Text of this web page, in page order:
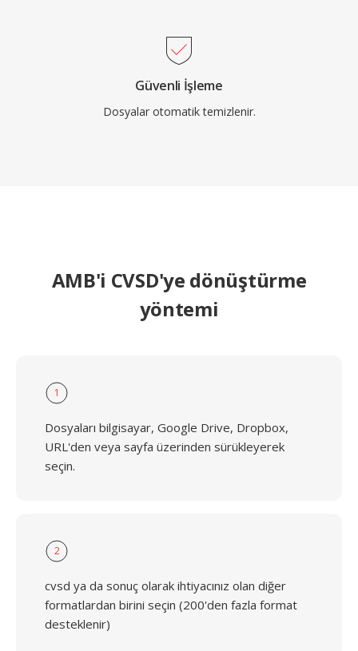
Güvenli İşleme
Dosyalar otomatik temizlenir.
AMB'i CVSD'ye dönüştürme
yöntemi
1
Dosyaları bilgisayar, Google Drive, Dropbox,
URL'den veya sayfa üzerinden sürükleyerek
seçin.
2
cvsd ya da sonuç olarak ihtiyacınız olan diğer
formatlardan birini seçin (200'den fazla format
desteklenir)